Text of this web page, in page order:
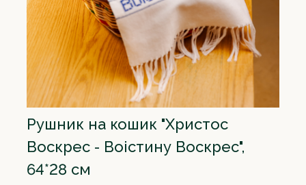
Рушник на кошик "Христос
Воскрес - Воістину Воскрес",
64*28 см